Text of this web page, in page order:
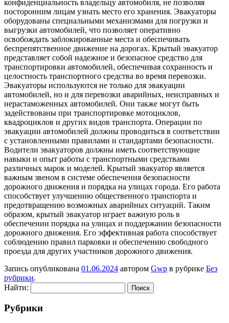
конфиденциальность владельцу автомобиля, не позволяя
посторонним лицам узнать место его хранения. Эвакуаторы
оборудованы специальными механизмами для погрузки и
выгрузки автомобилей, что позволяет оперативно
освобождать заблокированные места и обеспечивать
беспрепятственное движение на дорогах. Крытый эвакуатор
представляет собой надежное и безопасное средство для
транспортировки автомобилей, обеспечивая сохранность и
целостность транспортного средства во время перевозки.
Эвакуаторы используются не только для эвакуации
автомобилей, но и для перевозки аварийных, неисправных и
нерастаможенных автомобилей. Они также могут быть
задействованы при транспортировке мотоциклов,
квадроциклов и других видов транспорта. Операции по
эвакуации автомобилей должны проводиться в соответствии
с установленными правилами и стандартами безопасности.
Водители эвакуаторов должны иметь соответствующие
навыки и опыт работы с транспортными средствами
различных марок и моделей. Крытый эвакуатор является
важным звеном в системе обеспечения безопасности
дорожного движения и порядка на улицах города. Его работа
способствует улучшению общественного транспорта и
предотвращению возможных аварийных ситуаций. Таким
образом, крытый эвакуатор играет важную роль в
обеспечении порядка на улицах и поддержании безопасности
дорожного движения. Его эффективная работа способствует
соблюдению правил парковки и обеспечению свободного
проезда для других участников дорожного движения.
Запись опубликована 01.06.2024 автором Gwp в рубрике Без
рубрики.
Найти:
Рубрики